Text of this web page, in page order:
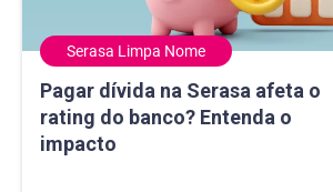
Serasa Limpa Nome
Pagar dívida na Serasa afeta o
rating do banco? Entenda o
impacto
Pagar dívida na Serasa afeta o